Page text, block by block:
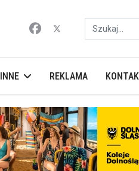
Szukaj
INNE REKLAMA